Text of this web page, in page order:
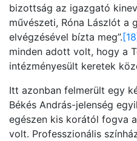
bizottság az igazgató
művészeti, Róna Lászlót a
elvégzésével bízta meg”.
minden adott volt, hogy a
intézményesült keretek
Itt azonban felmerült egy
Békés András-jelenség
egészen kis korától fogva
volt. Professzionális